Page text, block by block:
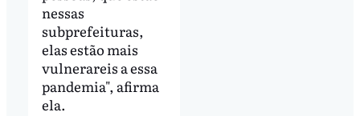
nessas
subprefeituras,
elas estão mais
vulnerareis a essa
pandemia", afirma
ela.